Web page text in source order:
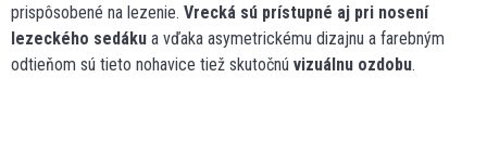
prispôsobené na lezenie. Vrecká sú prístupné aj pri nosení
lezeckého sedáku a vďaka asymetrickému dizajnu a farebným
odtieňom sú tieto nohavice tiež skutočnú vizuálnu ozdobu.